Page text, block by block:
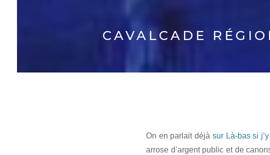
CAVALCADE
On en parlait déjà sur Là-bas si
arrose d’argent public et de